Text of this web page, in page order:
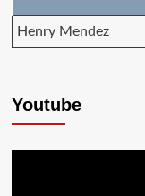
Henry Mendez
Youtube